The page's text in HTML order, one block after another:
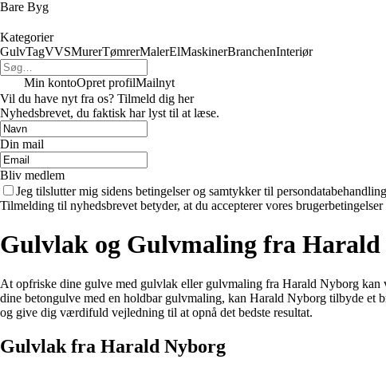
Bare Byg
Kategorier
GulvTagVVSMurerTømrerMalerElMaskinerBranchenInteriør
Min kontoOpret profilMailnyt
Vil du have nyt fra os? Tilmeld dig her
Nyhedsbrevet, du faktisk har lyst til at læse.
Din mail
Bliv medlem
Jeg tilslutter mig sidens betingelser og samtykker til
Tilmelding til nyhedsbrevet betyder, at du accepterer vores
Gulvlak og Gulvmaling fra
At opfriske dine gulve med gulvlak eller gulvmaling fra Harald Nyborg
dine betongulve med en holdbar gulvmaling, kan Harald Nyborg tilbyde
og give dig værdifuld vejledning til at opnå det bedste resultat.
Gulvlak fra Harald Nyborg